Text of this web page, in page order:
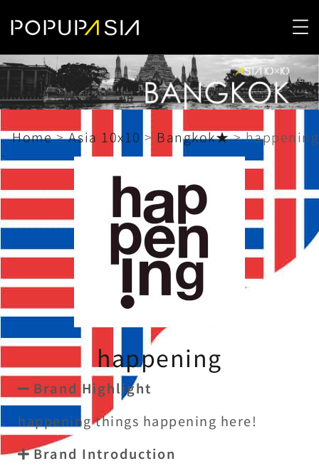
Home>Asia 10x10 > Bangkok★>happening
happening
Brand Highlight
happening things happening here!
Brand Introduction